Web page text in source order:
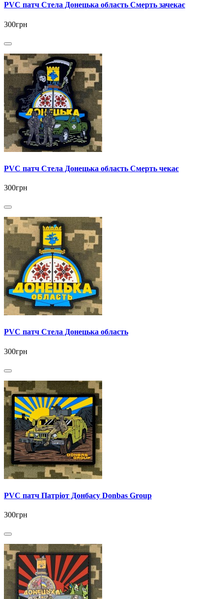
PVC патч Стела Донецька область Смерть зачекає
300грн
PVC патч Стела Донецька область Смерть чекає
300грн
PVC патч Стела Донецька область
300грн
PVC патч Патріот Донбасу Donbas Group
300грн